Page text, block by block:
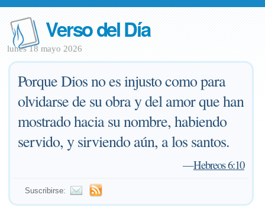
Verso del Día
lunes 18 mayo 2026
Porque Dios no es injusto como para
olvidarse de su obra y del amor que han
mostrado hacia su nombre, habiendo
servido, y sirviendo aún, a los santos.
—Hebreos 6:10
Suscribirse: